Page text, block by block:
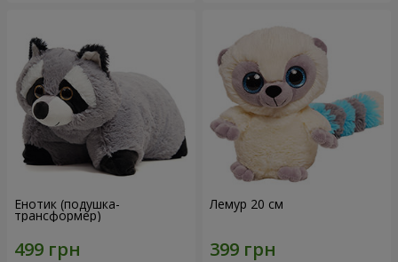
Енотик (подушка-
трансформер)
Лемур 20 см